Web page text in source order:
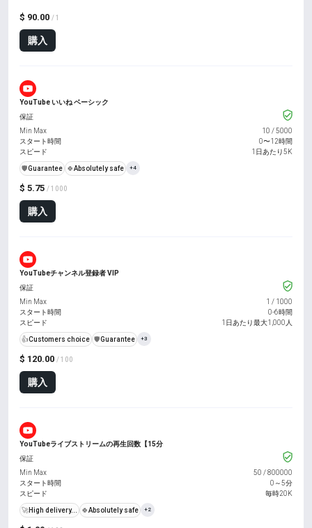
$ 90.00 / 1
購入
YouTube いいね ベーシック
$ 5.75 / 1000
購入
保証
Min Max
10 /5000
スタート時間
0〜12時間
スピード
1日あたり5K
️🛡️Guarantee 🍀Absolutely safe +4
YouTubeチャンネル登録者 VIP
$ 120.00 / 100
購入
保証
Min Max
1 / 1000
スタート時間
0-6時間
スピード
1日あたり最大1,000人
👍Customers choice ️🛡️Guarantee +3
YouTubeライブストリームの再生回数【15分
保証
Min Max
50 /800000
スタート時間
0～5分
スピード
毎時20K
🚀High delivery... 🍀Absolutely safe +2